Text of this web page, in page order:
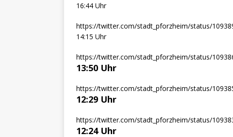
16:44 Uhr
https://twitter.com/stadt_pforzheim/status/
14:15 Uhr
https://twitter.com/stadt_pforzheim/status/
13:50 Uhr
https://twitter.com/stadt_pforzheim/status/
12:29 Uhr
https://twitter.com/stadt_pforzheim/status/
12:24 Uhr